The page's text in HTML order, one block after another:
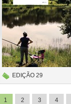
EDIÇÃO 29
1 2 3 4